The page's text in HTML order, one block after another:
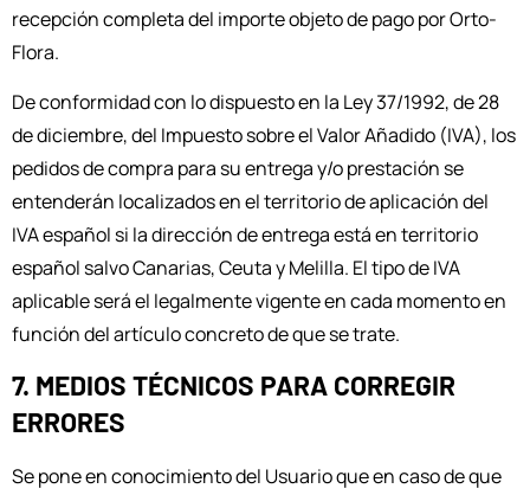
recepción completa del importe objeto de pago por Orto-
Flora.
De conformidad con lo dispuesto en la Ley 37/1992, de 28
de diciembre, del Impuesto sobre el Valor Añadido (IVA), los
pedidos de compra para su entrega y/o prestación se
entenderán localizados en el territorio de aplicación del
IVA español si la dirección de entrega está en territorio
español salvo Canarias, Ceuta y Melilla. El tipo de IVA
aplicable será el legalmente vigente en cada momento en
función del artículo concreto de que se trate.
7. MEDIOS TÉCNICOS PARA CORREGIR
ERRORES
Se pone en conocimiento del Usuario que en caso de que